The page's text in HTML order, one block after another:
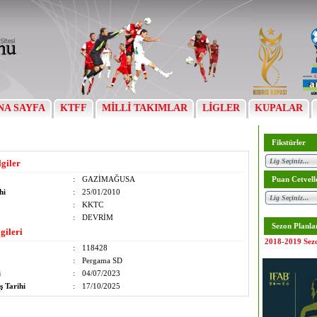
SAYFA KTFF MİLLİ TAKIMLAR LİGLER KUPALAR
:
GAZİMAĞUSA
:
25/01/2010
:
KKTC
:
DEVRİM
:
118428
:
Pergama SD
:
04/07/2023
Tarihi
: 17/10/2025
Fikstürler
Puan
Sezon
2018-2019